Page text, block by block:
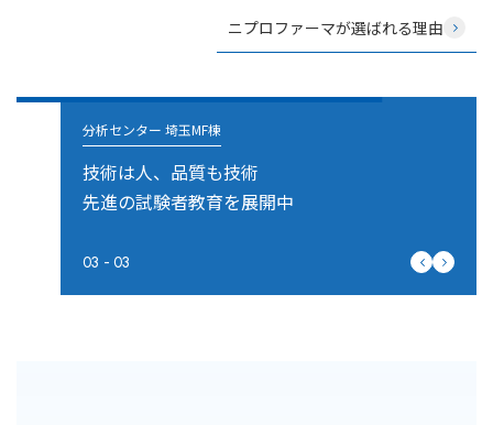
ニプロファーマが選ばれる理由
分析センター 埼玉MF棟
技術は人、品質も技術
先進の試験者教育を展開中
03 - 03